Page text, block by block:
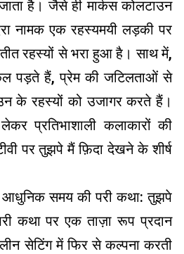
है। जैसे ही मार्कस कोलटाउन
नामक एक रहस्यमयी लड़की पर
रहस्यों से भरा हुआ है। साथ में,
पड़ते हैं, प्रेम की जटिलताओं से
के रहस्यों को उजागर करते हैं।
प्रतिभाशाली कलाकारों की
पर तुझपे मैं फ़िदा देखने के शीर्ष
आधुनिक समय की परी कथा: तुझपे
कथा पर एक ताज़ा रूप प्रदान
सेटिंग में फिर से कल्पना करती